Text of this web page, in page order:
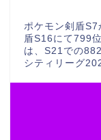
ポケモン剣盾S7
盾S16にて799
は、S21での
シティリーグ